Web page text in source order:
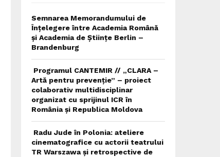
Semnarea Memorandumului de
Înțelegere între Academia Română
și Academia de Științe Berlin –
Brandenburg
Programul CANTEMIR // „CLARA –
Artă pentru prevenție” – proiect
colaborativ multidisciplinar
organizat cu sprijinul ICR în
România și Republica Moldova
Radu Jude în Polonia: ateliere
cinematografice cu actorii teatrului
TR Warszawa și retrospective de